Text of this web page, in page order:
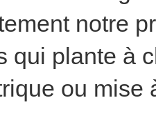
notre
qui plante à
ou mise